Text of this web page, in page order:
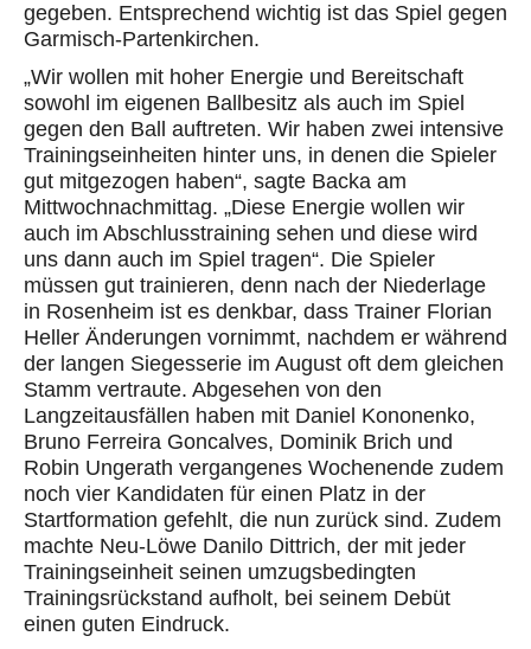
gegeben. Entsprechend wichtig ist das Spiel gegen
Garmisch-Partenkirchen.
„Wir wollen mit hoher Energie und Bereitschaft
sowohl im eigenen Ballbesitz als auch im Spiel
gegen den Ball auftreten. Wir haben zwei intensive
Trainingseinheiten hinter uns, in denen die Spieler
gut mitgezogen haben“, sagte Backa am
Mittwochnachmittag. „Diese Energie wollen wir
auch im Abschlusstraining sehen und diese wird
uns dann auch im Spiel tragen“. Die Spieler
müssen gut trainieren, denn nach der Niederlage
in Rosenheim ist es denkbar, dass Trainer Florian
Heller Änderungen vornimmt, nachdem er während
der langen Siegesserie im August oft dem gleichen
Stamm vertraute. Abgesehen von den
Langzeitausfällen haben mit Daniel Kononenko,
Bruno Ferreira Goncalves, Dominik Brich und
Robin Ungerath vergangenes Wochenende zudem
noch vier Kandidaten für einen Platz in der
Startformation gefehlt, die nun zurück sind. Zudem
machte Neu-Löwe Danilo Dittrich, der mit jeder
Trainingseinheit seinen umzugsbedingten
Trainingsrückstand aufholt, bei seinem Debüt
einen guten Eindruck.